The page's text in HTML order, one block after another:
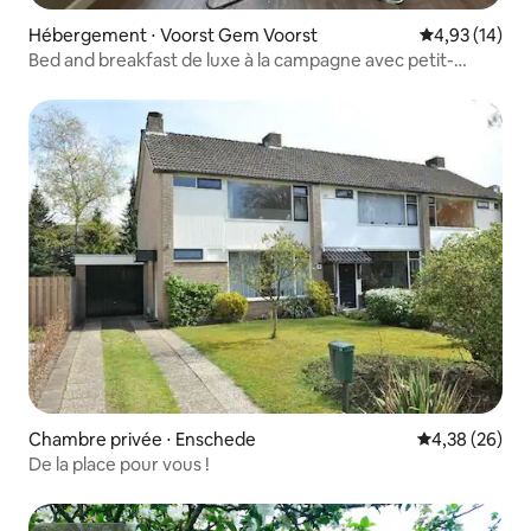
Hébergement ⋅ Voorst Gem Voorst Évaluation
4,93 (14)
Bed and breakfast de luxe à la campagne avec petit-
Chambre privée ⋅ Enschede Évaluation
4,38 (26)
De la place pour vous !